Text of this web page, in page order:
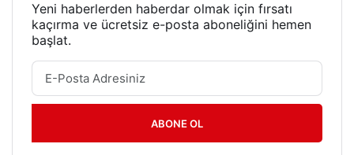
Yeni haberlerden haberdar olmak için fırsatı
kaçırma ve ücretsiz e-posta aboneliğini hemen
başlat.
ABONE OL